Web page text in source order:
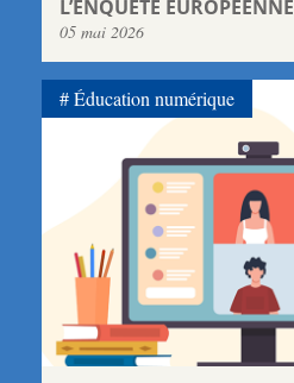
L’ENQUÊTE EUROPÉENNE
05 mai 2026
Éducation numérique